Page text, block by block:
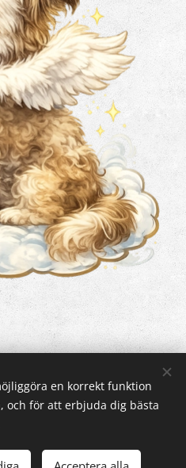
en korrekt funktion
och för att erbjuda dig bästa